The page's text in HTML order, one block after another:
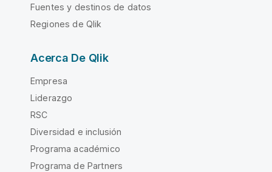
Fuentes y destinos de datos
Regiones de Qlik
Acerca De Qlik
Empresa
Liderazgo
RSC
Diversidad e inclusión
Programa académico
Programa de Partners